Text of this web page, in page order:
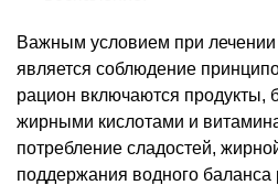
Важным условием при лечении
является соблюдение
рацион включаются продукты,
жирными кислотами и
потребление сладостей,
поддержания водного баланса